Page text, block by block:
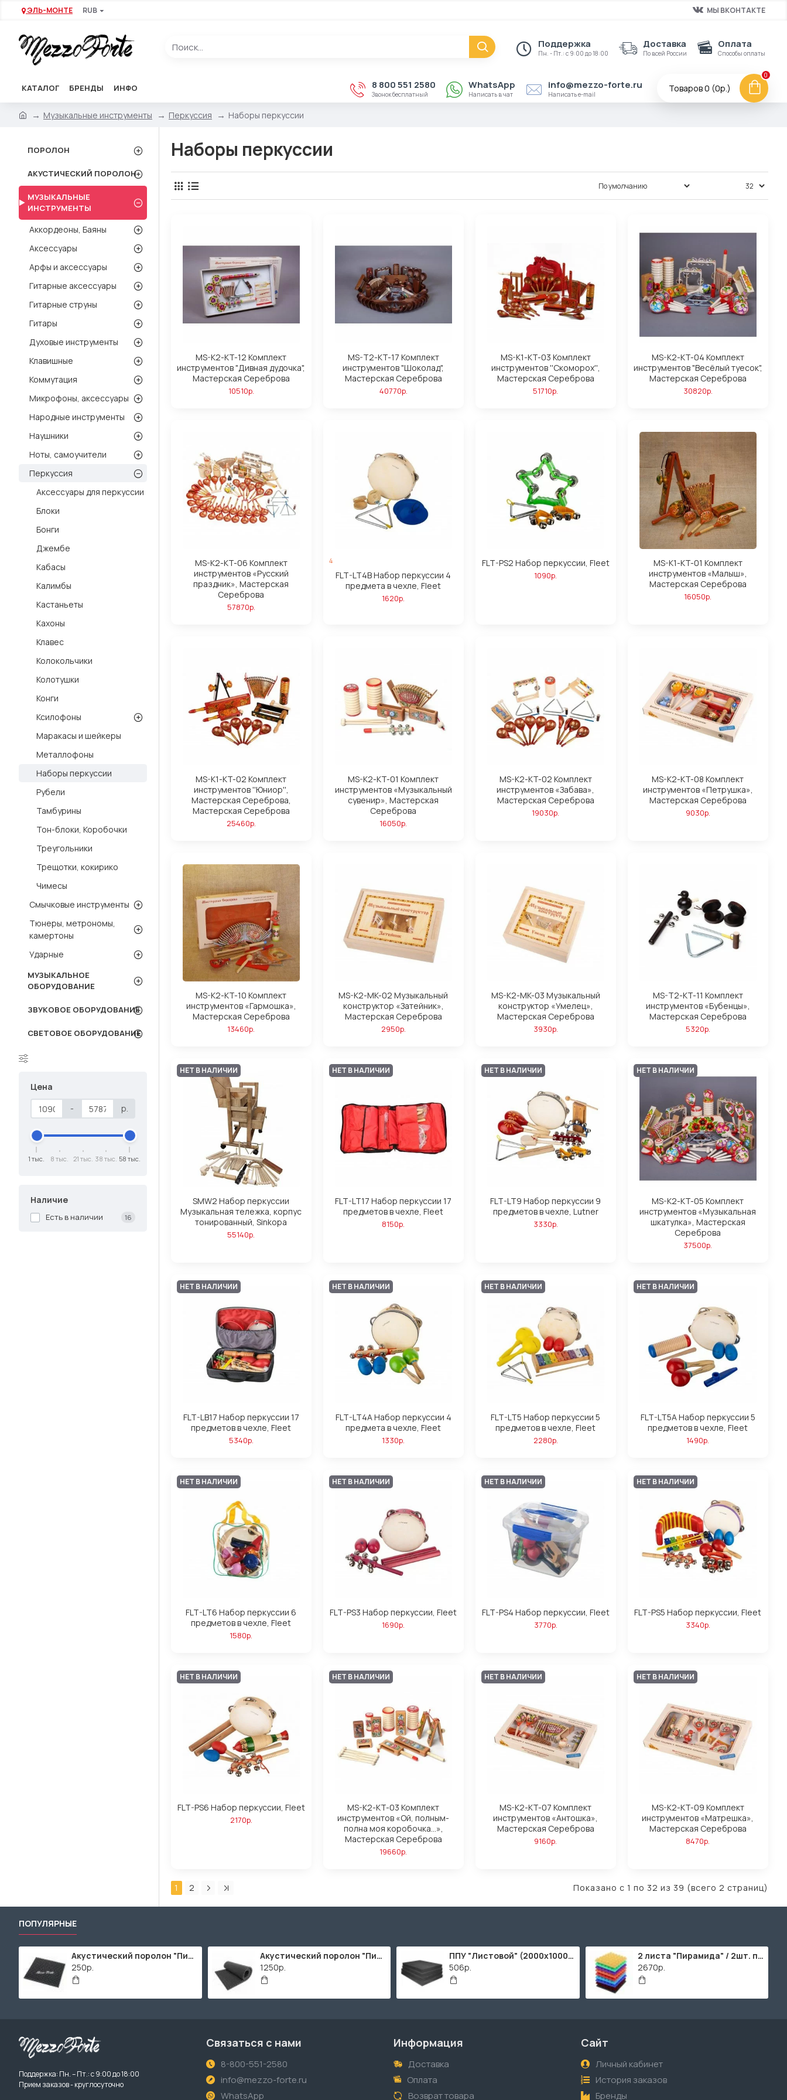
ЭЛЬ-МОНТЕ RUB МЫ ВКОНТАКТЕ
Поддержка
Пн. - Пт.: с 9:00 до 18:00
Доставка
По всей России
Оплата
Способы оплаты
КАТАЛОГ БРЕНДЫ ИНФО 8 800 551 2580
Звонок бесплатный
WhatsApp
Написать в чат
info@mezzo-forte.ru
Написать e-mail
Товаров 0 (0р.)
0
Музыкальные инструменты Перкуссия Наборы перкуссии
ПОРОЛОН
АКУСТИЧЕСКИЙ ПОРОЛОН
МУЗЫКАЛЬНЫЕ
ИНСТРУМЕНТЫ
Аккордеоны, Баяны
Аксессуары
Арфы и аксессуары
Гитарные аксессуары
Гитарные струны
Гитары
Духовые инструменты
Клавишные
Коммутация
Микрофоны, аксессуары
Народные инструменты
Наушники
Ноты, самоучители
Перкуссия
Аксессуары для перкуссии
Блоки
Бонги
Джембе
Кабасы
Калимбы
Кастаньеты
Кахоны
Клавес
Колокольчики
Колотушки
Конги
Ксилофоны
Маракасы и шейкеры
Металлофоны
Наборы перкуссии
Рубели
Тамбурины
Тон-блоки, Коробочки
Треугольники
Трещотки, кокирико
Чимесы
Смычковые инструменты
Тюнеры, метрономы,
камертоны
Ударные
МУЗЫКАЛЬНОЕ
ОБОРУДОВАНИЕ
ЗВУКОВОЕ ОБОРУДОВАНИЕ
СВЕТОВОЕ ОБОРУДОВАНИЕ
Цена
-
р.
1 тыс. 8 тыс. 21 тыс. 38 тыс. 58 тыс.
Наличие
Есть в наличии 16
Наборы перкуссии
MS-K2-KT-12 Комплект
инструментов "Дивная дудочка",
Мастерская Сереброва
10510р.
MS-T2-KT-17 Комплект
инструментов "Шоколад",
Мастерская Сереброва
40770р.
MS-K1-KT-03 Комплект
инструментов ''Скоморох'',
Мастерская Сереброва
51710р.
MS-K2-KT-04 Комплект
инструментов "Весёлый туесок",
Мастерская Сереброва
30820р.
MS-K2-KT-06 Комплект
инструментов «Русский
праздник», Мастерская
Сереброва
57870р.
4
FLT-LT4B Набор перкуссии 4
предмета в чехле, Fleet
1620р.
FLT-PS2 Набор перкуссии, Fleet
1090р.
MS-K1-KT-01 Комплект
инструментов «Малыш»,
Мастерская Сереброва
16050р.
MS-K1-KT-02 Комплект
инструментов ''Юниор'',
Мастерская Сереброва,
Мастерская Сереброва
25460р.
MS-K2-KT-01 Комплект
инструментов «Музыкальный
сувенир», Мастерская
Сереброва
16050р.
MS-K2-KT-02 Комплект
инструментов «Забава»,
Мастерская Сереброва
19030р.
MS-K2-KT-08 Комплект
инструментов «Петрушка»,
Мастерская Сереброва
9030р.
MS-K2-KT-10 Комплект
инструментов «Гармошка»,
Мастерская Сереброва
13460р.
MS-K2-MK-02 Музыкальный
конструктор «Затейник»,
Мастерская Сереброва
2950р.
MS-K2-MK-03 Музыкальный
конструктор «Умелец»,
Мастерская Сереброва
3930р.
MS-T2-KT-11 Комплект
инструментов «Бубенцы»,
Мастерская Сереброва
5320р.
НЕТ В НАЛИЧИИ
SMW2 Набор перкуссии
Музыкальная тележка, корпус
тонированный, Sinkopa
55140р.
НЕТ В НАЛИЧИИ
FLT-LT17 Набор перкуссии 17
предметов в чехле, Fleet
8150р.
НЕТ В НАЛИЧИИ
FLT-LT9 Набор перкуссии 9
предметов в чехле, Lutner
3330р.
НЕТ В НАЛИЧИИ
MS-K2-KT-05 Комплект
инструментов «Музыкальная
шкатулка», Мастерская
Сереброва
37500р.
НЕТ В НАЛИЧИИ
FLT-LB17 Набор перкуссии 17
предметов в чехле, Fleet
5340р.
НЕТ В НАЛИЧИИ
FLT-LT4A Набор перкуссии 4
предмета в чехле, Fleet
1330р.
НЕТ В НАЛИЧИИ
FLT-LT5 Набор перкуссии 5
предметов в чехле, Fleet
2280р.
НЕТ В НАЛИЧИИ
FLT-LT5A Набор перкуссии 5
предметов в чехле, Fleet
1490р.
НЕТ В НАЛИЧИИ
FLT-LT6 Набор перкуссии 6
предметов в чехле, Fleet
1580р.
НЕТ В НАЛИЧИИ
FLT-PS3 Набор перкуссии, Fleet
1690р.
НЕТ В НАЛИЧИИ
FLT-PS4 Набор перкуссии, Fleet
3770р.
НЕТ В НАЛИЧИИ
FLT-PS5 Набор перкуссии, Fleet
3340р.
НЕТ В НАЛИЧИИ
FLT-PS6 Набор перкуссии, Fleet
2170р.
НЕТ В НАЛИЧИИ
MS-K2-KT-03 Комплект
инструментов «Ой, полным-
полна моя коробочка…»,
Мастерская Сереброва
19660р.
НЕТ В НАЛИЧИИ
MS-K2-KT-07 Комплект
инструментов «Антошка»,
Мастерская Сереброва
9160р.
НЕТ В НАЛИЧИИ
MS-K2-KT-09 Комплект
инструментов «Матрешка»,
Мастерская Сереброва
8470р.
1 2 Показано с 1 по 32 из 39 (всего 2 страниц)
ПОПУЛЯРНЫЕ
Акустический поролон "Пирамида" / 480x480х30мм / Темно-серый
250р.
Акустический поролон "Пирамида" / 2000х1000мм
1250р.
ППУ "Листовой" (2000х1000мм)
506р.
2 листа "Пирамида" / 2шт. по 2000х1000мм
2670р.
Поддержка: Пн. – Пт.: с 9:00 до 18:00
Прием заказов - круглосуточно
Связаться с нами
8-800-551-2580
info@mezzo-forte.ru
WhatsApp
Информация
Доставка
Оплата
Возврат товара
Сайт
Личный кабинет
История заказов
Бренды